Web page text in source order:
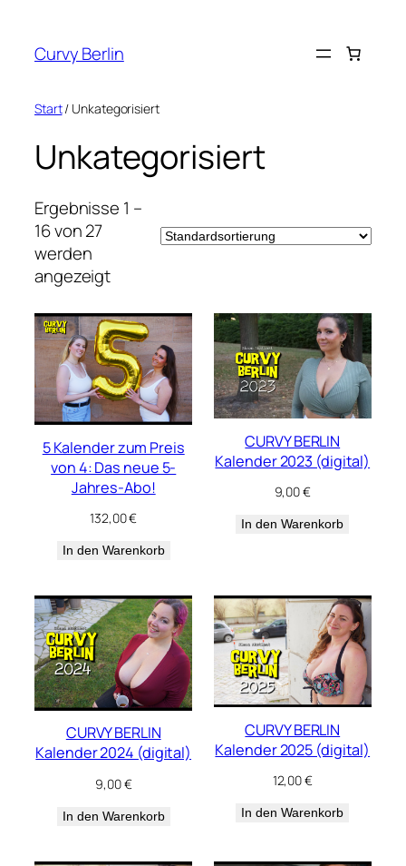
springen
Curvy Berlin
Start/ Unkategorisiert
Unkategorisiert
Ergebnisse 1 –
16 von 27
werden
angezeigt
5 Kalender zum Preis
von 4: Das neue 5-
Jahres-Abo!
132,00€
In den Warenkorb
CURVY BERLIN
Kalender 2023 (digital)
9,00€
In den Warenkorb
CURVY BERLIN
Kalender 2024 (digital)
9,00€
In den Warenkorb
CURVY BERLIN
Kalender 2025 (digital)
12,00€
In den Warenkorb